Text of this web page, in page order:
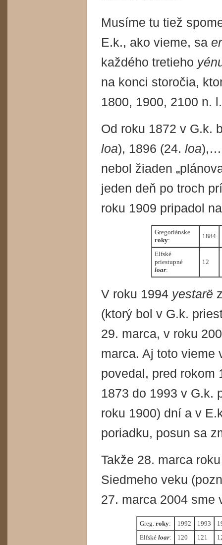
Musíme tu tiež
E.k., ako vieme, sa
každého tretieho
na konci storočia,
1800, 1900, 2100 n.
Od roku 1872 v G.k.
loa), 1896 (24.loa),…
nebol žiaden
jeden deň po troch
roku 1909 pripadol
Gregoriánske
roky:
1884
Elfské
priestupné
loar:
12
V roku 1994 yestarë
(ktorý bol v G.k.
29. marca, v roku
marca. Aj toto
povedal, pred rokom
1873 do 1993 v G.k.
roku 1900) dní a v
poriadku, posun sa
Takže 28. marca
Siedmeho veku
27. marca 2004
Greg.roky: 1992 1993
Elfskéloar: 120 121